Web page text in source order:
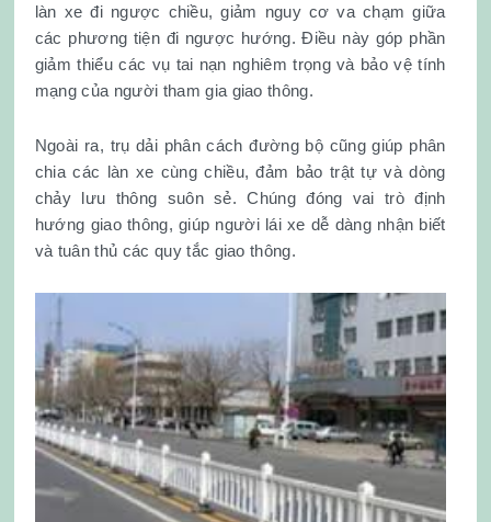
làn xe đi ngược chiều, giảm nguy cơ va chạm giữa
các phương tiện đi ngược hướng. Điều này góp phần
giảm thiểu các vụ tai nạn nghiêm trọng và bảo vệ tính
mạng của người tham gia giao thông.
Ngoài ra, trụ dải phân cách đường bộ cũng giúp phân
chia các làn xe cùng chiều, đảm bảo trật tự và dòng
chảy lưu thông suôn sẻ. Chúng đóng vai trò định
hướng giao thông, giúp người lái xe dễ dàng nhận biết
và tuân thủ các quy tắc giao thông.